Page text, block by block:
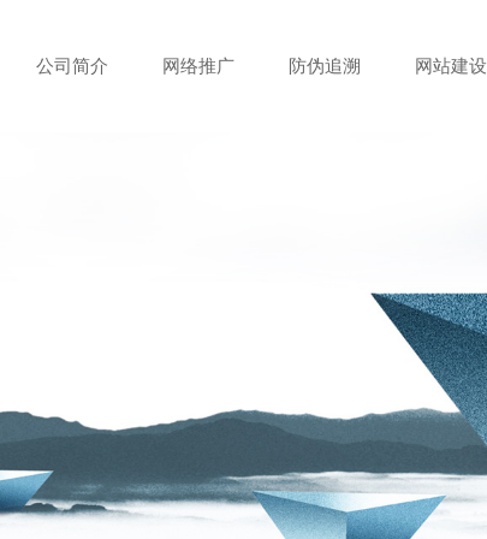
公司简介 网络推广 防伪追溯 网站建设